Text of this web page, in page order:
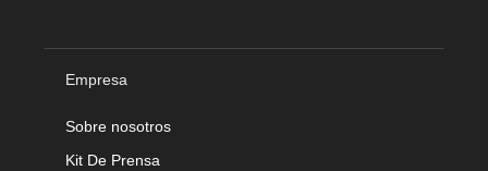
Empresa
Sobre nosotros
Kit De Prensa